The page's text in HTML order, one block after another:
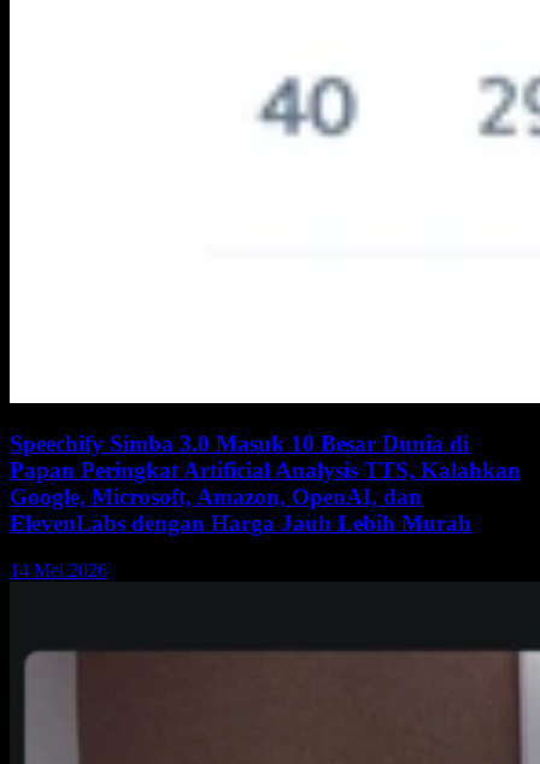
Speechify Simba 3.0 Masuk 10 Besar Dunia di
Papan Peringkat Artificial Analysis TTS, Kalahkan
Google, Microsoft, Amazon, OpenAI, dan
ElevenLabs dengan Harga Jauh Lebih Murah
14 Mei 2026